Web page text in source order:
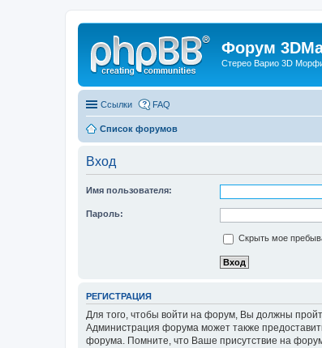
Форум
Стерео Варио 3D
Ссылки FAQ
Список форумов
Вход
Имя пользователя:
Пароль:
Скрыть мое
РЕГИСТРАЦИЯ
Для того, чтобы войти на форум, Вы должны
Администрация форума может также
форума. Помните, что Ваше присутствие на